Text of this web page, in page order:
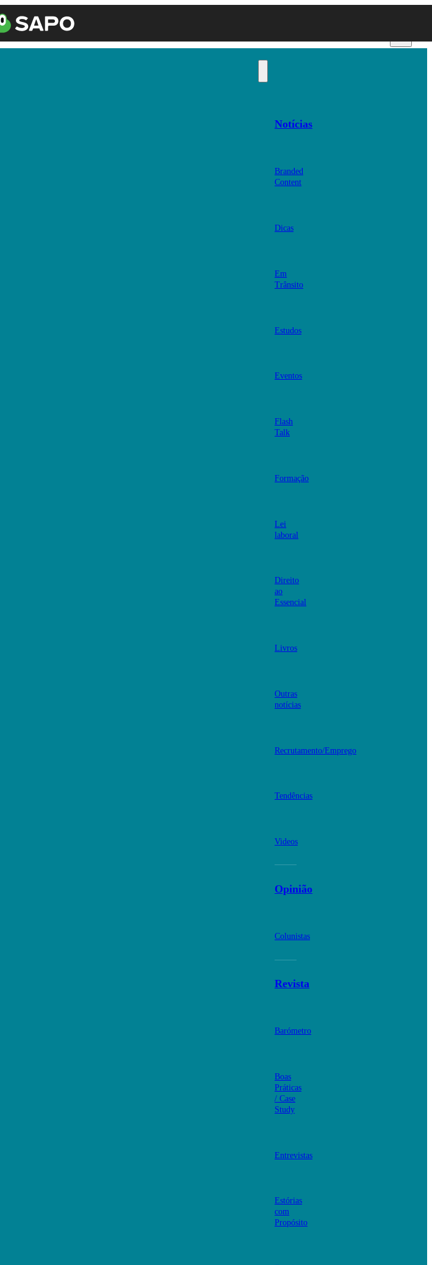
Notícias
Branded
Content
Dicas
Em
Trânsito
Estudos
Eventos
Flash
Talk
Formação
Lei
laboral
Direito
ao
Essencial
Livros
Outras
notícias
Recrutamento/Emprego
Tendências
Videos
Opinião
Colunistas
Revista
Barómetro
Boas
Práticas
/ Case
Study
Entrevistas
Estórias
com
Propósito